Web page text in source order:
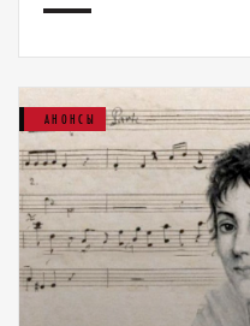
АНОНСЫ